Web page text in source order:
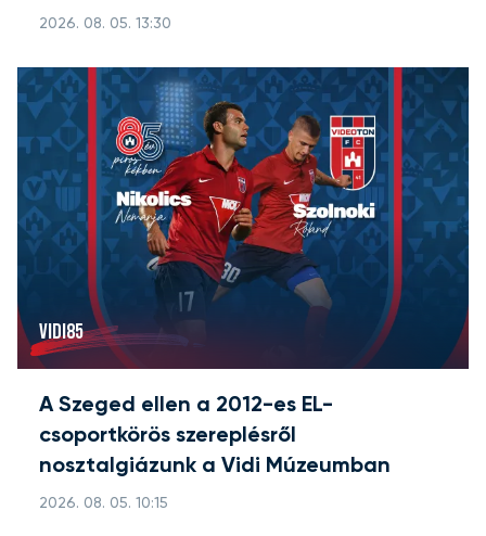
2026. 08. 05. 13:30
VIDI85
A Szeged ellen a 2012-es EL-
csoportkörös szereplésről
nosztalgiázunk a Vidi Múzeumban
2026. 08. 05. 10:15